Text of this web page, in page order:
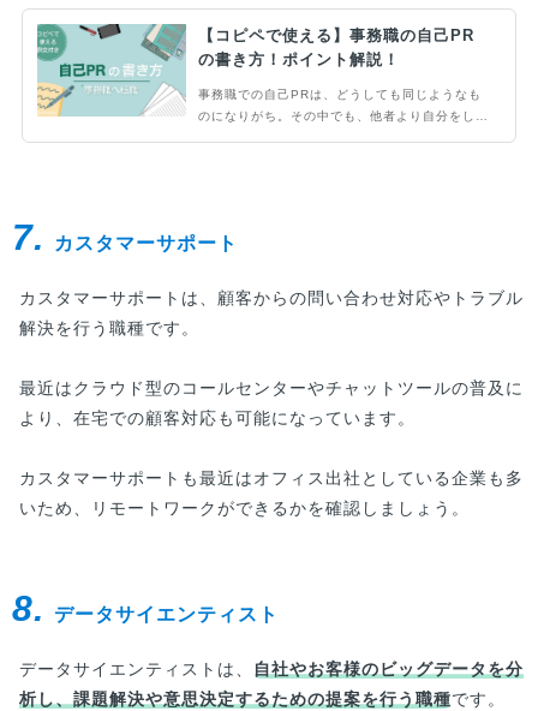
【コピペで使える】事務職の自己PR
の書き方！ポイント解説！
事務職での自己PRは、どうしても同じようなも
のになりがち。その中でも、他者より自分をしっ
7. カスタマーサポート
カスタマーサポートは、顧客からの問い合わせ対応やトラブル
解決を行う職種です。
最近はクラウド型のコールセンターやチャットツールの普及に
より、在宅での顧客対応も可能になっています。
カスタマーサポートも最近はオフィス出社としている企業も多
いため、リモートワークができるかを確認しましょう。
8. データサイエンティスト
データサイエンティストは、
自社やお客様のビッグデータを分
析し、課題解決や意思決定するための提案を行う職種です。